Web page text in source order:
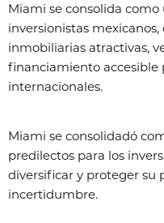
Miami se consolida
inversionistas
inmobiliarias atractivas,
financiamiento accesible
internacionales.
Miami se consolidadó
predilectos para los
diversificar y proteger su
incertidumbre.